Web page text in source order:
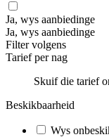
Ja, wys aanbiedinge
Ja, wys aanbiedinge
Filter volgens
Tarief per nag
Skuif die tarief
Beskikbaarheid
Wys